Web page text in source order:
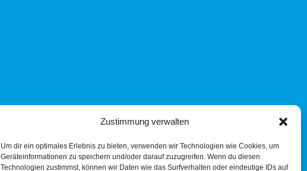
Zustimmung verwalten
Um dir ein optimales Erlebnis zu bieten, verwenden wir Technologien wie Cookies, um
Geräteinformationen zu speichern und/oder darauf zuzugreifen. Wenn du diesen
Technologien zustimmst, können wir Daten wie das Surfverhalten oder eindeutige IDs auf